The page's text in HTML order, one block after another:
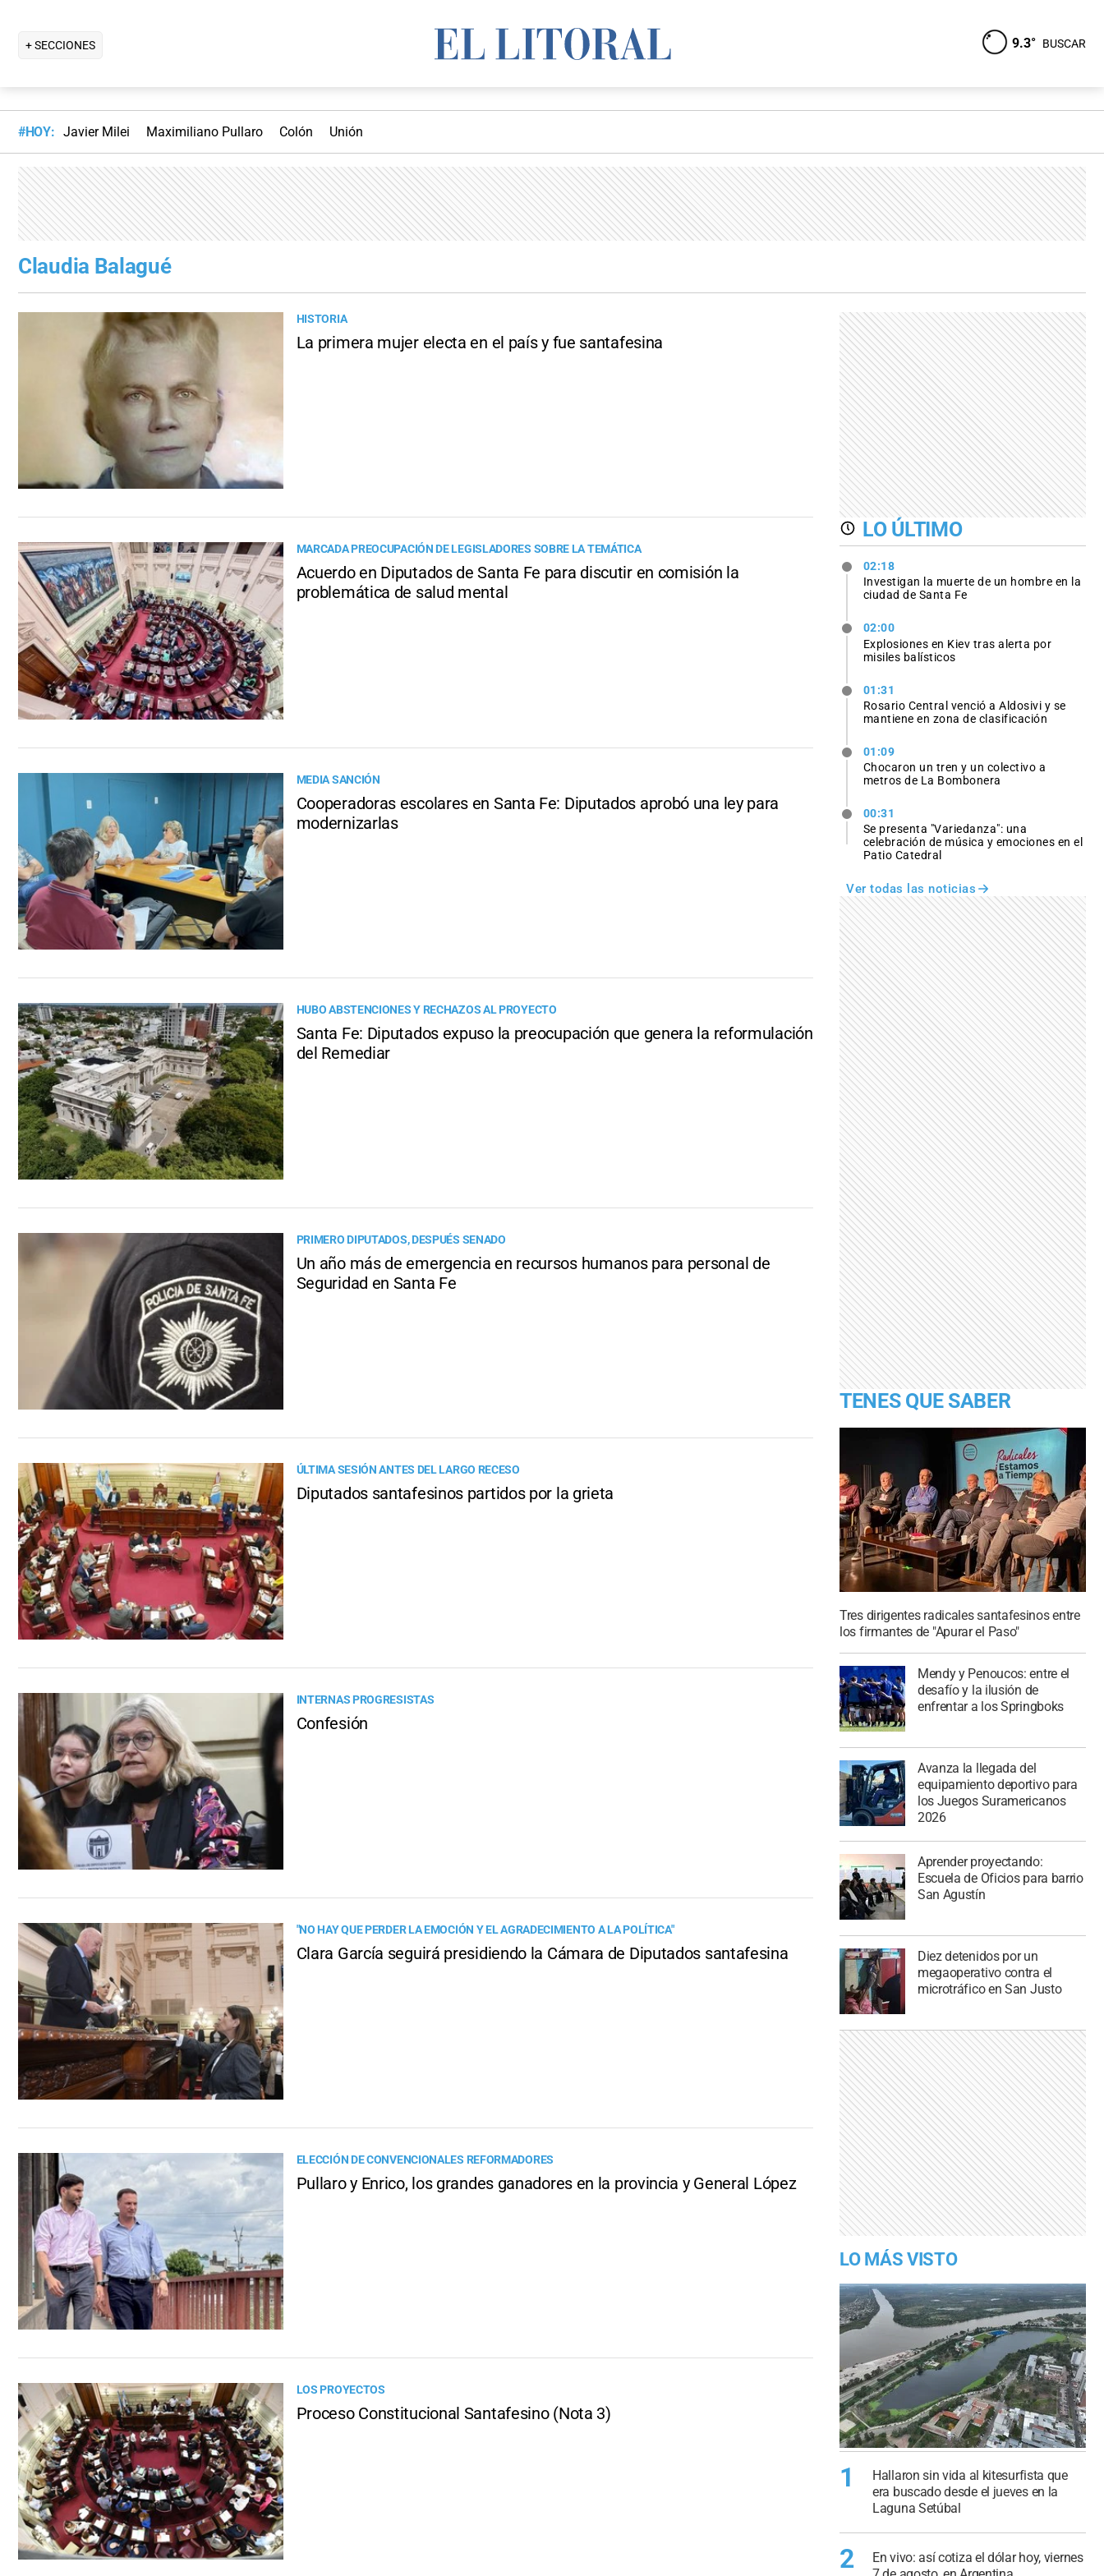
+ SECCIONES 9.3° BUSCAR
#HOY: Javier Milei Maximiliano Pullaro Colón Unión
Claudia Balagué
HISTORIA
La primera mujer electa en el país y fue santafesina
MARCADA PREOCUPACIÓN DE LEGISLADORES SOBRE LA TEMÁTICA
Acuerdo en Diputados de Santa Fe para discutir en comisión la
problemática de salud mental
MEDIA SANCIÓN
Cooperadoras escolares en Santa Fe: Diputados aprobó una ley para
modernizarlas
HUBO ABSTENCIONES Y RECHAZOS AL PROYECTO
Santa Fe: Diputados expuso la preocupación que genera la reformulación
del Remediar
PRIMERO DIPUTADOS, DESPUÉS SENADO
Un año más de emergencia en recursos humanos para personal de
Seguridad en Santa Fe
ÚLTIMA SESIÓN ANTES DEL LARGO RECESO
Diputados santafesinos partidos por la grieta
INTERNAS PROGRESISTAS
Confesión
"NO HAY QUE PERDER LA EMOCIÓN Y EL AGRADECIMIENTO A LA POLÍTICA"
Clara García seguirá presidiendo la Cámara de Diputados santafesina
ELECCIÓN DE CONVENCIONALES REFORMADORES
Pullaro y Enrico, los grandes ganadores en la provincia y General López
LOS PROYECTOS
Proceso Constitucional Santafesino (Nota 3)
LO ÚLTIMO
02:18
Investigan la muerte de un hombre en la
ciudad de Santa Fe
02:00
Explosiones en Kiev tras alerta por
misiles balísticos
01:31
Rosario Central venció a Aldosivi y se
mantiene en zona de clasificación
01:09
Chocaron un tren y un colectivo a
metros de La Bombonera
00:31
Se presenta "Variedanza": una
celebración de música y emociones en el
Patio Catedral
Ver todas las noticias
TENES QUE SABER
Tres dirigentes radicales santafesinos entre
los firmantes de "Apurar el Paso"
Mendy y Penoucos: entre el
desafío y la ilusión de
enfrentar a los Springboks
Avanza la llegada del
equipamiento deportivo para
los Juegos Suramericanos
2026
Aprender proyectando:
Escuela de Oficios para barrio
San Agustín
Diez detenidos por un
megaoperativo contra el
microtráfico en San Justo
LO MÁS VISTO
1
Hallaron sin vida al kitesurfista que
era buscado desde el jueves en la
Laguna Setúbal
2
En vivo: así cotiza el dólar hoy, viernes